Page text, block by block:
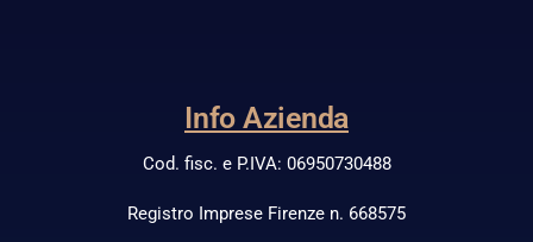
Info Azienda
Cod. fisc. e P.IVA: 06950730488
Registro Imprese Firenze n. 668575